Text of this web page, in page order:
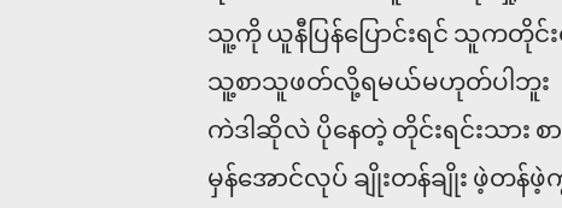
သူ့ကို ယူနီပြန်ပြောင်းရင် သူကတိုင်း
သူ့စာသူဖတ်လို့ရမယ်မဟုတ်ပါဘူး
ကဲဒါဆိုလဲ ပိုနေတဲ့ တိုင်းရင်းသား စ
မှန်အောင်လုပ် ချိုးတန်ချိုး ဖဲ့တန်